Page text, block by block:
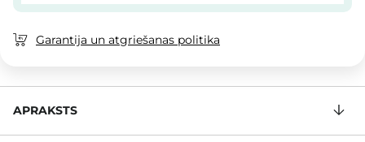
Garantija un atgriešanas politika
APRAKSTS